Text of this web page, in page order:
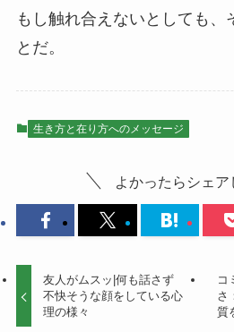
もし触れ合えないとしても、
とだ。
生き方と在り方へのメッセージ
よかったらシェア
友人がムスッ|何も話さず
不快そうな顔をしている心
理の様々
コ
さ
質